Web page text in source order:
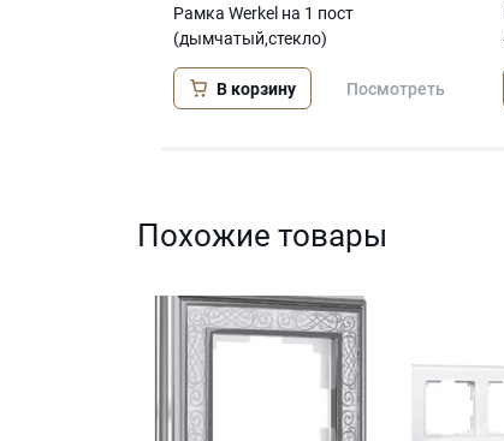
Рамка Werkel на 1 пост
(дымчатый,стекло)
В корзину Посмотреть
Похожие товары